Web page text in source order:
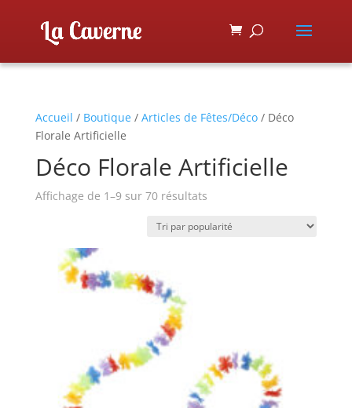
Accueil / Boutique/ Articles de Fêtes/Déco/ Déco
Florale Artificielle
Déco Florale Artificielle
Affichage de 1–9 sur 70 résultats